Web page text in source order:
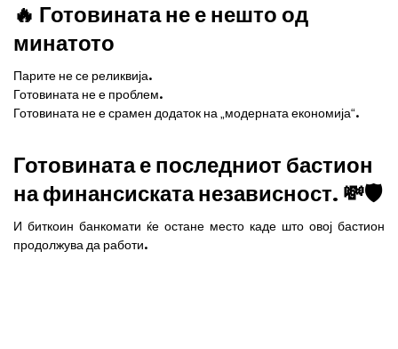
🔥 Готовината не е нешто од
минатото
Парите не се реликвија.
Готовината не е проблем.
Готовината не е срамен додаток на „модерната економија“.
Готовината е последниот бастион
на финансиската независност. 💸🛡️
И биткоин банкомати ќе остане место каде што овој бастион
продолжува да работи.